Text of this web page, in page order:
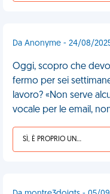
Da Anonyme - 24/08/
Oggi, scopro che
fermo per sei
lavoro? «Non serve
vocale per le email,
SÌ, È PROPRIO UNA VDM!